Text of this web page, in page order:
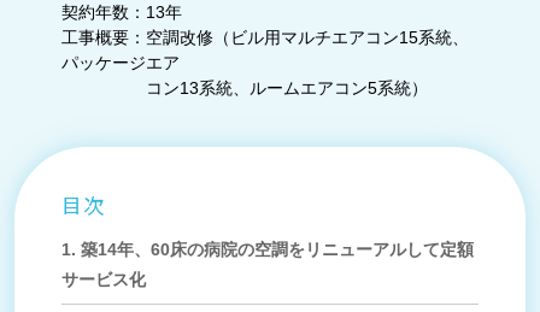
契約年数：13年
工事概要：空調改修（ビル用マルチエアコン15系統、
パッケージエア
コン13系統、ルームエアコン5系統）
目次
1. 築14年、60床の病院の空調をリニューアルして定額
サービス化